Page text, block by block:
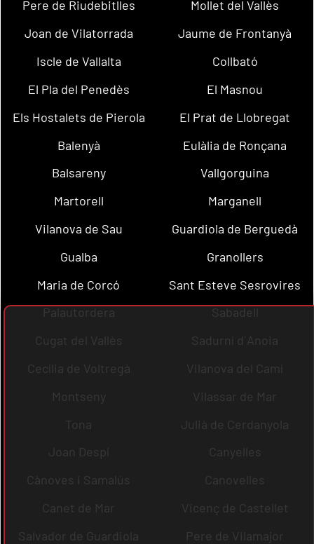
Pere de Riudebitlles
Mollet del Vallès
Joan de Vilatorrada
Jaume de Frontanyà
Iscle de Vallalta
Collbató
El Pla del Penedès
El Masnou
Els Hostalets de Pierola
El Prat de Llobregat
Balenyà
Eulàlia de Ronçana
Balsareny
Vallgorguina
Martorell
Marganell
Vilanova de Sau
Guardiola de Berguedà
Gualba
Granollers
Maria de Corcó
Sant Esteve Sesrovires
Palautordera
Sabadell
Cugat del Vallès
Sadurní d´Anoia
Cecília de Voltregà
Vilanova del Camí
Montseny
Vilassar de Mar
Tona
Julià de Cerdanyola
Joan Despí
Canyelles
Cànoves i Samalús
Canovelles
Canet de Mar
Vicenç de Castellet
Salvador de Guardiola
Pere de Vilamajor